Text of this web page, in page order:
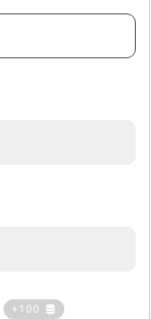
+100